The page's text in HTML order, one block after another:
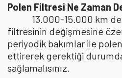
Polen Filtresi Ne Zaman
13.000-15.000 km de
filtresinin değişmesine
periyodik bakımlar ile
ettirerek gerektiği
sağlamalısınız.